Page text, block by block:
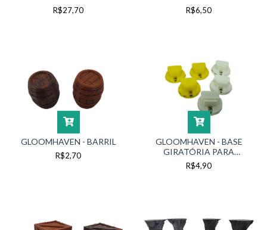
R$27,70 R$6,50
GLOOMHAVEN - BARRIL
R$2,70
GLOOMHAVEN - BASE
GIRATÓRIA PARA
MONSTROS
R$4,90